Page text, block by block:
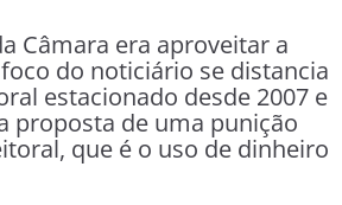
Câmara era aproveitar a
do noticiário se distancia
estacionado desde 2007 e
proposta de uma punição
que é o uso de dinheiro